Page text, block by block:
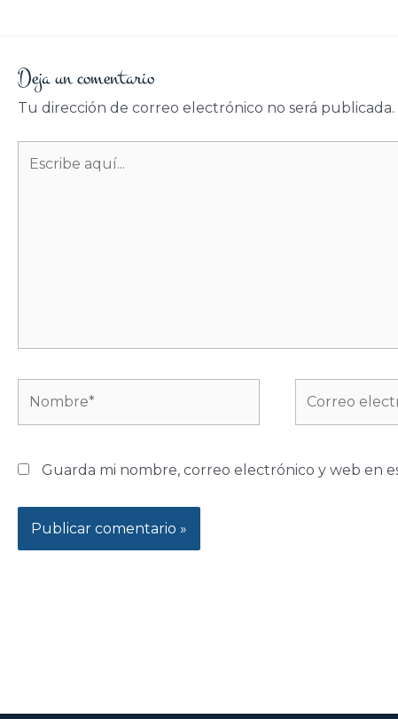
Deja un comentario
Tu dirección de correo electrónico no será publicada.
aquí...
electrónico*
Guarda mi nombre, correo electrónico y web en